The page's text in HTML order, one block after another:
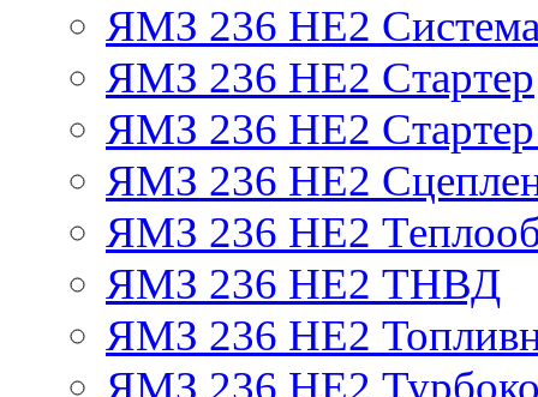
ЯМЗ 236 НЕ2
ЯМЗ 236 НЕ2 Стартер
ЯМЗ 236 НЕ2 Стартер
ЯМЗ 236 НЕ2
ЯМЗ 236 НЕ2
ЯМЗ 236 НЕ2 ТНВД
ЯМЗ 236 НЕ2
ЯМЗ 236 НЕ2